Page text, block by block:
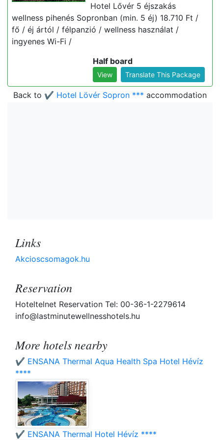
Hotel Lővér 5 éjszakás
wellness pihenés Sopronban (min. 5 éj) 18.710 Ft /
fő / éj ártól / félpanzió / wellness használat /
ingyenes Wi-Fi /
Half board
View Translate This Package
Back to ✔️ Hotel Lövér Sopron *** accommodation
Links
Akcioscsomagok.hu
Reservation
Hoteltelnet Reservation Tel: 00-36-1-2279614
info@lastminutewellnesshotels.hu
More hotels nearby
✔️ ENSANA Thermal Aqua Health Spa Hotel Hévíz
****
✔️ ENSANA Thermal Hotel Hévíz ****